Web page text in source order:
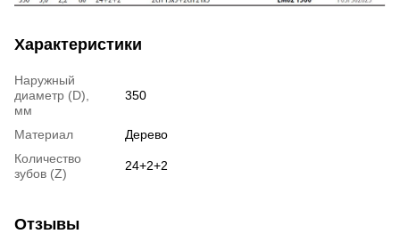
Характеристики
Наружный
диаметр (D),
мм
350
Материал
Дерево
Количество
зубов (Z)
24+2+2
Отзывы